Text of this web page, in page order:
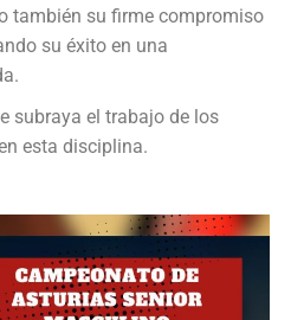
también su firme compromiso
su éxito en una
subraya el trabajo de los
esta disciplina.